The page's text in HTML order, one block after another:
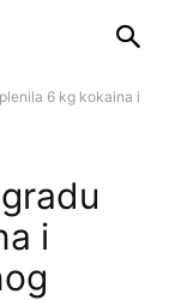
6 kg kokaina i
i